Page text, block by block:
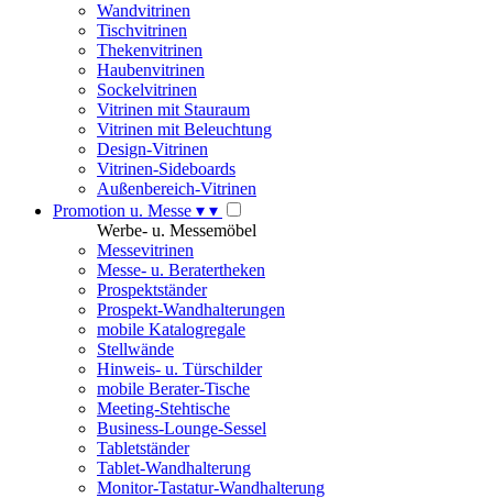
Wandvitrinen
Tischvitrinen
Thekenvitrinen
Haubenvitrinen
Sockelvitrinen
Vitrinen mit Stauraum
Vitrinen mit Beleuchtung
Design-Vitrinen
Vitrinen-Sideboards
Außenbereich-Vitrinen
Promotion u. Messe ▾ ▾
Werbe- u. Messemöbel
Messevitrinen
Messe- u. Beratertheken
Prospektständer
Prospekt-Wandhalterungen
mobile Katalogregale
Stellwände
Hinweis- u. Türschilder
mobile Berater-Tische
Meeting-Stehtische
Business-Lounge-Sessel
Tabletständer
Tablet-Wandhalterung
Monitor-Tastatur-Wandhalterung